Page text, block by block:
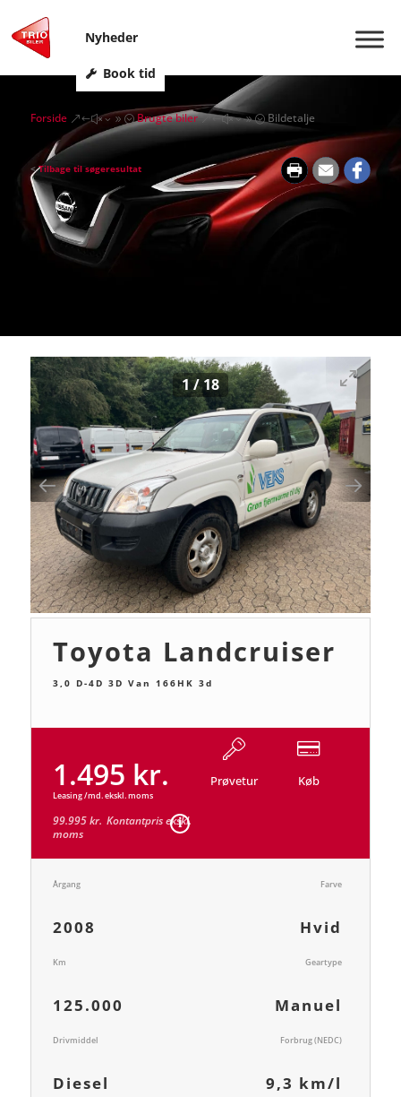
Nyheder
Book tid
Forside &#x39; Brugte biler &#x39; Bildetalje
<Tilbage til søgeresultat
1/18
Toyota Landcruiser
3,0 D-4D 3D Van 166HK 3d
1.495 kr.
Leasing /md. ekskl. moms
99.995 kr. Kontantpris ekskl.
moms
Prøvetur Køb
Årgang
2008
Farve
Hvid
Km
125.000
Geartype
Manuel
Drivmiddel
Diesel
Forbrug (NEDC)
9,3 km/l